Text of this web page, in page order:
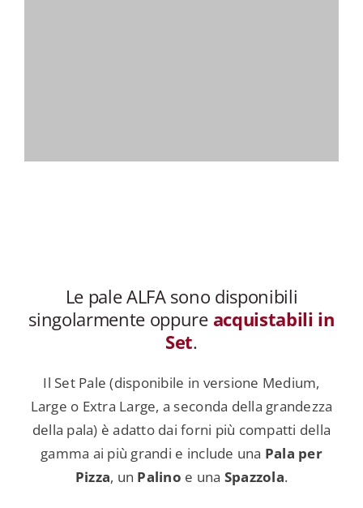
Le pale ALFA sono disponibili
singolarmente oppure acquistabili in
Set.
Il Set Pale (disponibile in versione Medium,
Large o Extra Large, a seconda della grandezza
della pala) è adatto dai forni più compatti della
gamma ai più grandi e include una Pala per
Pizza, un Palino e una Spazzola.